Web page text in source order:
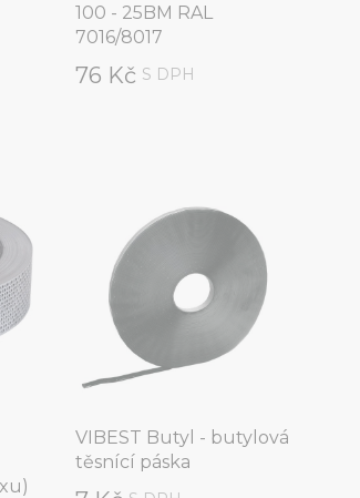
100 - 25BM RAL
7016/8017
76 Kč S DPH
VIBEST Butyl - butylová
těsnící páska